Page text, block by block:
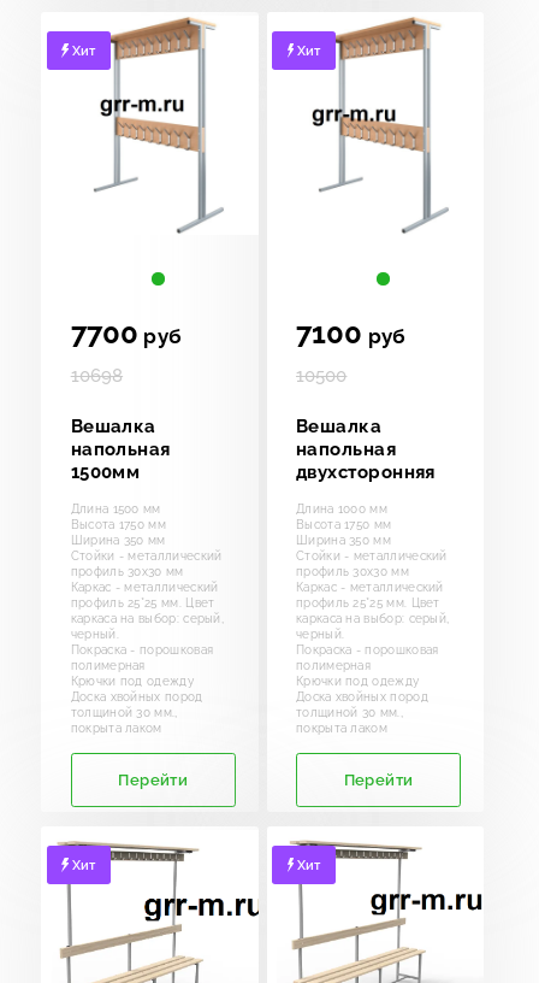
Хит
7700 руб
10698
Вешалка
напольная
1500мм
Длина 1500 мм
Высота 1750 мм
Ширина 350 мм
Стойки - металлический
профиль 30х30 мм
Каркас - металлический
профиль 25*25 мм. Цвет
каркаса на выбор: серый,
черный.
Покраска - порошковая
полимерная
Крючки под одежду
Доска хвойных пород
толщиной 30 мм.,
покрыта лаком
Перейти
Хит
7100 руб
10500
Вешалка
напольная
двухсторонняя
Длина 1000 мм
Высота 1750 мм
Ширина 350 мм
Стойки - металлический
профиль 30х30 мм
Каркас - металлический
профиль 25*25 мм. Цвет
каркаса на выбор: серый,
черный.
Покраска - порошковая
полимерная
Крючки под одежду
Доска хвойных пород
толщиной 30 мм.,
покрыта лаком
Перейти
Хит Хит